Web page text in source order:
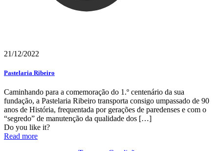
21/12/2022
Pastelaria Ribeiro
Caminhando para a comemoração do 1.º centenário da sua
fundação, a Pastelaria Ribeiro transporta consigo umpassado de 90
anos de História, frequentada por gerações de paredenses e com o
“segredo” de manutenção da qualidade dos […]
Do you like it?
Read more